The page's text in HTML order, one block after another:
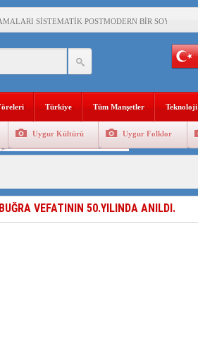
SİSTEMATİK POSTMODERN BİR
: DOĞU TÜRKİSTAN BİZİM KIRMIZI
AKADEMİSİ BAŞKANI’NA TEPKİLER
URUMÇİ ŞEHİTLERİNİ RAHMETLE
GARİP SANSÜR VE HADSIZ İHTAR
AYI,DOĞU TÜRKİSTAN İÇİN KATLİAM AYI
Türkiye Tüm Manşetler Teknoloji
Uygur Kültürü Uygur Folklor
VEFATININ 50.YILINDA ANILDI.